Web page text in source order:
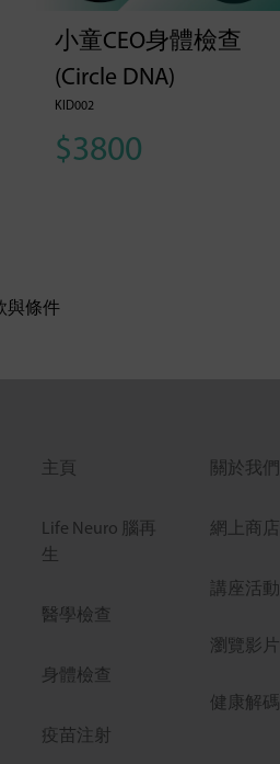
小童CEO身體檢查
(Circle DNA)
KID002
$3800
與條件
主頁
Life Neuro 腦再
生
醫學檢查
身體檢查
疫苗注射
關於我們
網上商店
講座活動
瀏覽影片
健康解碼